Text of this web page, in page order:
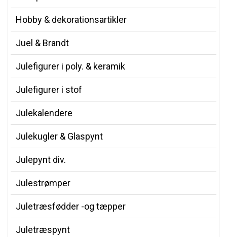
Hobby & dekorationsartikler
Juel & Brandt
Julefigurer i poly. & keramik
Julefigurer i stof
Julekalendere
Julekugler & Glaspynt
Julepynt div.
Julestrømper
Juletræsfødder -og tæpper
Juletræspynt